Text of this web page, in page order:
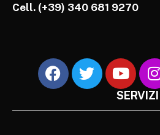
Cell. (+39) 340 681 9270
SERVIZI